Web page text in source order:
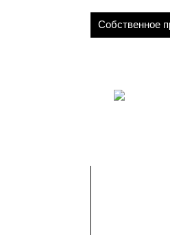
Собственное